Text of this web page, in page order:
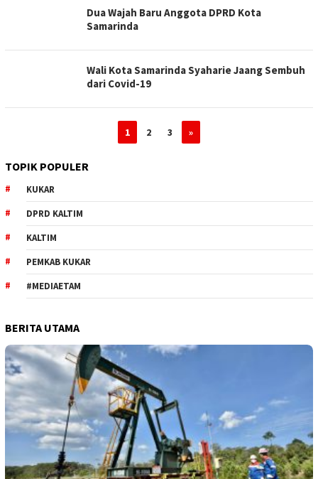
Dua Wajah Baru Anggota DPRD Kota
Samarinda
Wali Kota Samarinda Syaharie Jaang Sembuh
dari Covid-19
1 2 3 »
TOPIK POPULER
KUKAR
DPRD KALTIM
KALTIM
PEMKAB KUKAR
#MEDIAETAM
BERITA UTAMA